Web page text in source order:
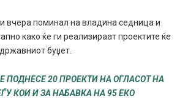
вчера поминал на владина седница и
како ќе ги реализираат проектите ќе
буџет.
ПОДНЕСЕ 20 ПРОЕКТИ НА ОГЛАСОТ НА
КОИ И ЗА НАБАВКА НА 95 ЕКО